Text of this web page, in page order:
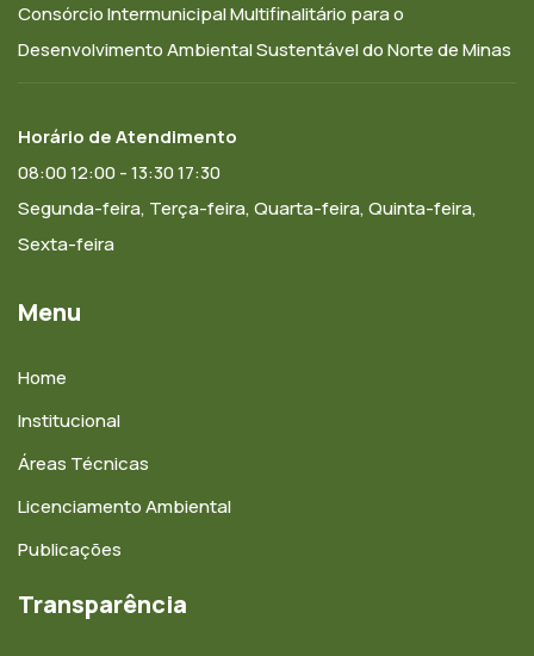
Consórcio Intermunicipal Multifinalitário para o
Desenvolvimento Ambiental Sustentável do Norte de Minas
Horário de Atendimento
08:00 12:00 - 13:30 17:30
Segunda-feira, Terça-feira, Quarta-feira, Quinta-feira,
Sexta-feira
Menu
Home
Institucional
Áreas Técnicas
Licenciamento Ambiental
Publicações
Transparência